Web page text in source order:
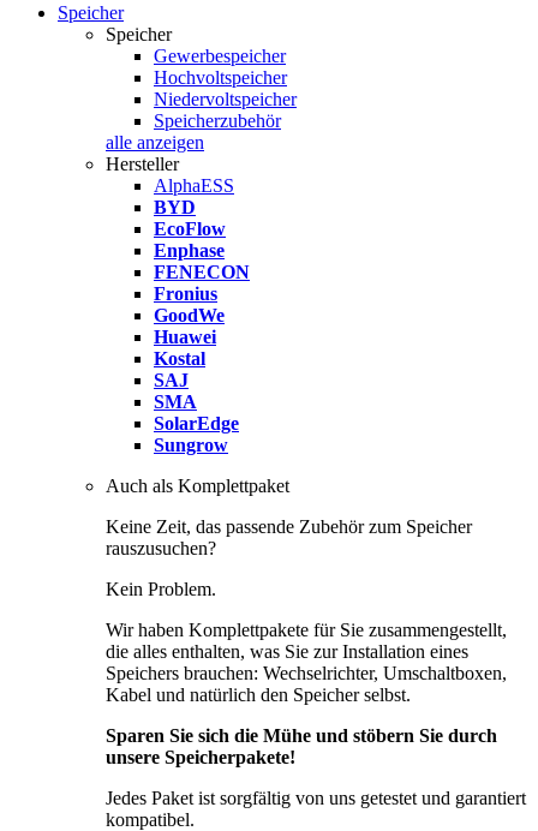
Speicher
Speicher
Gewerbespeicher
Hochvoltspeicher
Niedervoltspeicher
Speicherzubehör
alle anzeigen
Hersteller
AlphaESS
BYD
EcoFlow
Enphase
FENECON
Fronius
GoodWe
Huawei
Kostal
SAJ
SMA
SolarEdge
Sungrow
Auch als Komplettpaket
Keine Zeit, das passende Zubehör zum Speicher
rauszusuchen?
Kein Problem.
Wir haben Komplettpakete für Sie zusammengestellt,
die alles enthalten, was Sie zur Installation eines
Speichers brauchen: Wechselrichter, Umschaltboxen,
Kabel und natürlich den Speicher selbst.
Sparen Sie sich die Mühe und stöbern Sie durch
unsere Speicherpakete!
Jedes Paket ist sorgfältig von uns getestet und garantiert
kompatibel.